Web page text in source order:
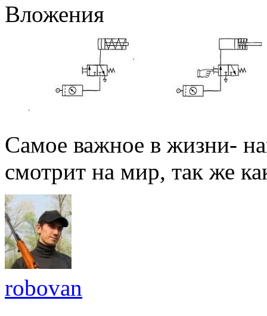
Вложения
Самое важное в жизни-
смотрит на мир, так же
robovan